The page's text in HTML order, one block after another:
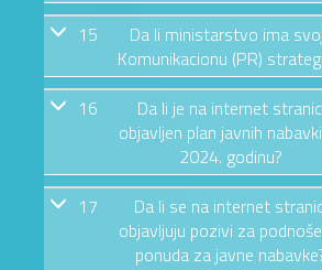
15
Da li ministarstvo ima
Komunikacionu (PR)
16
Da li je na internet
objavljen plan javnih
2024. godinu?
17
Da li se na internet
objavljuju pozivi za
ponuda za javne